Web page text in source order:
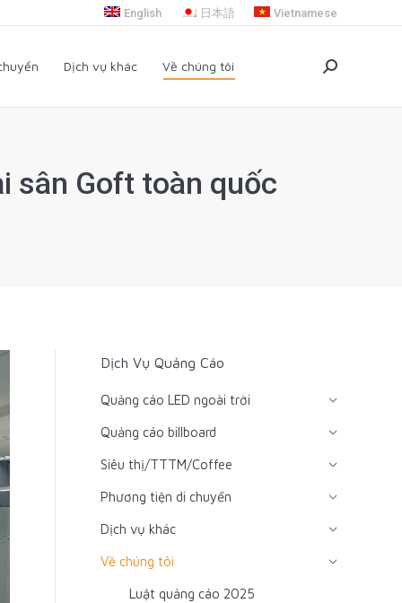
English 日本語 Vietnamese
Dịch vụ khác Về chúng tôi Search:
sân Goft toàn quốc
Dịch Vụ Quảng Cáo
Quảng cáo LED ngoài trời
Quảng cáo billboard
Siêu thị/TTTM/Coffee
Phương tiện di chuyển
Dịch vụ khác
Về chúng tôi
Luật quảng cáo 2025
Dịch vụ khác Về chúng tôi Search: